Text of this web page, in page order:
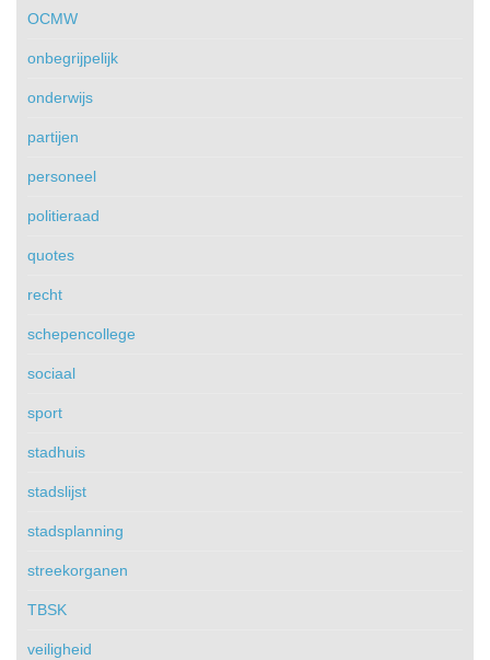
OCMW
onbegrijpelijk
onderwijs
partijen
personeel
politieraad
quotes
recht
schepencollege
sociaal
sport
stadhuis
stadslijst
stadsplanning
streekorganen
TBSK
veiligheid